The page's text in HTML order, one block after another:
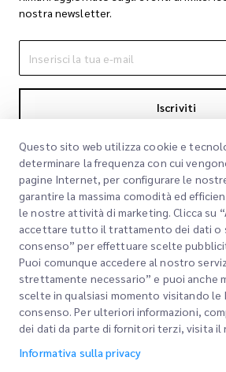
nostra newsletter.
Iscriviti
Iscrivendoti accetti la nostra Informativa sulla
privacy
Link rapidi
Sedi degli uffici
Aziendale
Questo sito web utilizza cookie e
determinare la frequenza con cui
pagine Internet, per configurare le
garantire la massima comodità ed
le nostre attività di marketing. Clicca su
accettare tutto il trattamento dei dati o
consenso” per effettuare scelte
Puoi comunque accedere al nostro
strettamente necessario” e puoi anche
scelte in qualsiasi momento visitando le
consenso. Per ulteriori informazioni,
dei dati da parte di fornitori terzi, visita il
Informativa sulla privacy